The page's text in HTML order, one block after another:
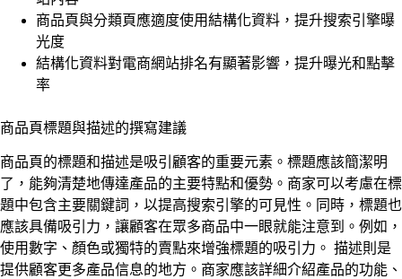
商品頁與分類頁應適度使用結構化資料，提升搜索引擎曝
光度
結構化資料對電商網站排名有顯著影響，提升曝光和點擊
率
商品頁標題與描述的撰寫建議
商品頁的標題和描述是吸引顧客的重要元素。標題應該簡潔明
了，能夠清楚地傳達產品的主要特點和優勢。商家可以考慮在標
題中包含主要關鍵詞，以提高搜索引擎的可見性。同時，標題也
應該具備吸引力，讓顧客在眾多商品中一眼就能注意到。例如，
使用數字、顏色或獨特的賣點來增強標題的吸引力。 描述則是
提供顧客更多產品信息的地方。商家應該詳細介紹產品的功能、